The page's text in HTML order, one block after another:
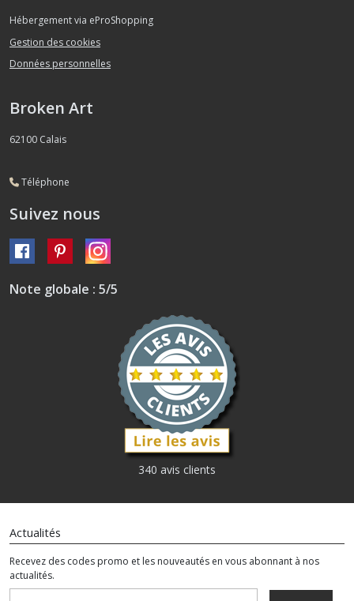
Hébergement via eProShopping
Gestion des cookies
Données personnelles
Broken Art
62100 Calais
Téléphone
Suivez nous
Note globale : 5/5
340 avis clients
Actualités
Recevez des codes promo et les nouveautés en vous abonnant à nos
actualités.